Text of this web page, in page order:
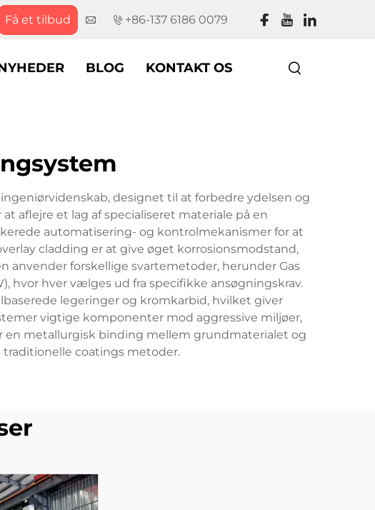
Få et tilbud +86-137 6186 0079
BLOG KONTAKT OS
designet til at forbedre ydelsen og
aflejre et lag af specialiseret materiale på en
automatisering- og kontrolmekanismer for at
cladding er at give øget korrosionsmodstand,
anvender forskellige svartemetoder, herunder Gas
hvor hver vælges ud fra specifikke ansøgningskrav.
legeringer og kromkarbid, hvilket giver
vigtige komponenter mod aggressive miljøer,
en metallurgisk binding mellem grundmaterialet og
coatings metoder.